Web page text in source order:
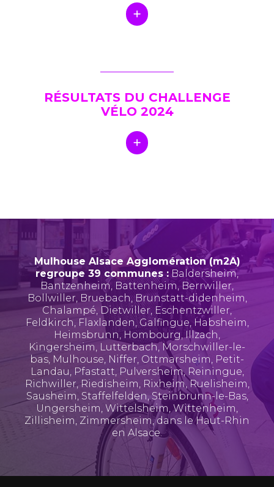
RÉSULTATS DU CHALLENGE
VÉLO 2024
Mulhouse Alsace Agglomération (m2A)
regroupe 39 communes : Baldersheim,
Bantzenheim, Battenheim, Berrwiller,
Bollwiller, Bruebach,Brunstatt-didenheim,
Chalampé, Dietwiller, Eschentzwiller,
Feldkirch, Flaxlanden,Galfingue, Habsheim,
Heimsbrunn, Hombourg,Illzach,
Kingersheim, Lutterbach, Morschwiller-le-
bas, Mulhouse, Niffer, Ottmarsheim, Petit-
Landau, Pfastatt, Pulversheim, Reiningue,
Richwiller, Riedisheim, Rixheim,Ruelisheim,
Sausheim, Staffelfelden, Steinbrunn-le-Bas,
Ungersheim, Wittelsheim,Wittenheim,
Zillisheim, Zimmersheim, dans le Haut-Rhin
en Alsace.